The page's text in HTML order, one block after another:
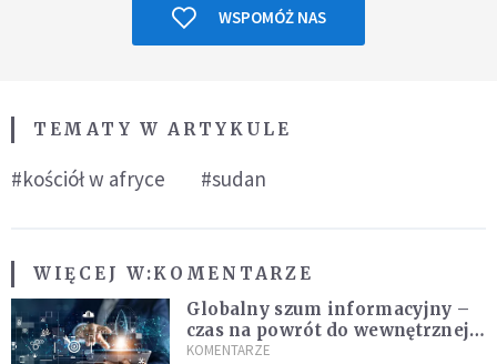
WSPOMÓŻ NAS
TEMATY W ARTYKULE
#kościół w afryce #sudan
WIĘCEJ W:KOMENTARZE
Globalny szum informacyjny –
czas na powrót do wewnętrznej
prawdy
KOMENTARZE